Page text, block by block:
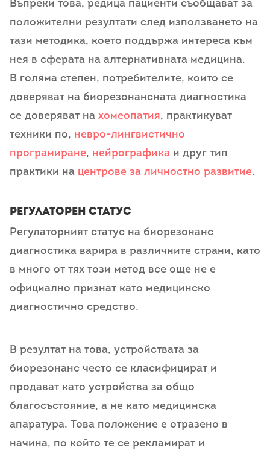
Въпреки това, редица пациенти съобщават за
положителни резултати след използването на
тази методика, което поддържа интереса към
нея в сферата на алтернативната медицина.
В голяма степен, потребителите, които се
доверяват на биорезонансната диагностика
се доверяват на хомеопатия, практикуват
техники по, невро-лингвистично
програмиране, нейрографика и друг тип
практики на центрове за личностно развитие.
Регулаторен статус
Регулаторният статус на биорезонанс
диагностика варира в различните страни, като
в много от тях този метод все още не е
официално признат като медицинско
диагностично средство.
В резултат на това, устройствата за
биорезонанс често се класифицират и
продават като устройства за общо
благосъстояние, а не като медицинска
апаратура. Това положение е отразено в
начина, по който те се рекламират и